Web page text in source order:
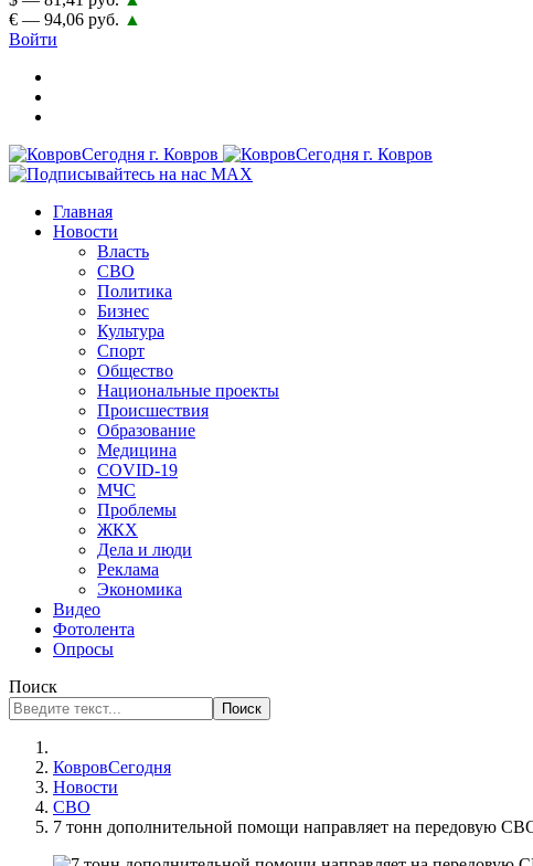
€ — 94,06 руб. ▲
Войти
Главная
Новости
Власть
СВО
Политика
Бизнес
Культура
Спорт
Общество
Национальные проекты
Происшествия
Образование
Медицина
COVID-19
МЧС
Проблемы
ЖКХ
Дела и люди
Реклама
Экономика
Видео
Фотолента
Опросы
Поиск
Поиск
КовровСегодня
Новости
СВО
7 тонн дополнительной помощи направляет на передовую